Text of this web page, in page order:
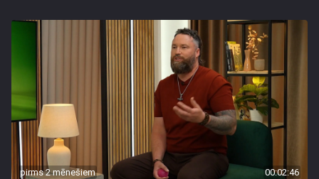
pirms 2 mēnešiem 00:02:46